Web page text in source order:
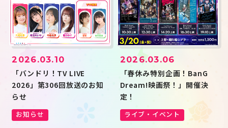
2026.03.10
お知らせ
「バンドリ！TV LIVE
2026」第306回放送のお知
らせ
2026.03.06
ライブ・イベント
「春休み特別企画！BanG
Dream!映画祭！」開催決
定！